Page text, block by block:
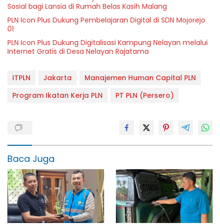
Sosial bagi Lansia di Rumah Belas Kasih Malang
PLN Icon Plus Dukung Pembelajaran Digital di SDN Mojorejo
01
PLN Icon Plus Dukung Digitalisasi Kampung Nelayan melalui
Internet Gratis di Desa Nelayan Rajatama
ITPLN Jakarta
Manajemen Human Capital PLN
Program Ikatan Kerja PLN
PT PLN (Persero)
Baca Juga